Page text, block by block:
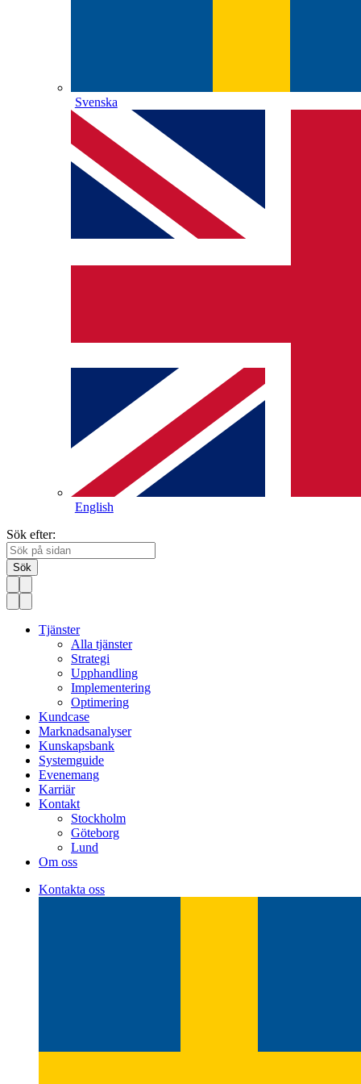
Svenska
English
Sök efter:
Sök
Tjänster
Alla tjänster
Strategi
Upphandling
Implementering
Optimering
Kundcase
Marknadsanalyser
Kunskapsbank
Systemguide
Evenemang
Karriär
Kontakt
Stockholm
Göteborg
Lund
Om oss
Kontakta oss